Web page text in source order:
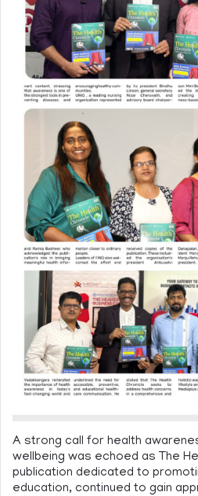
A strong call for health
wellbeing was echoed as The
publication dedicated to
education, continued to gain